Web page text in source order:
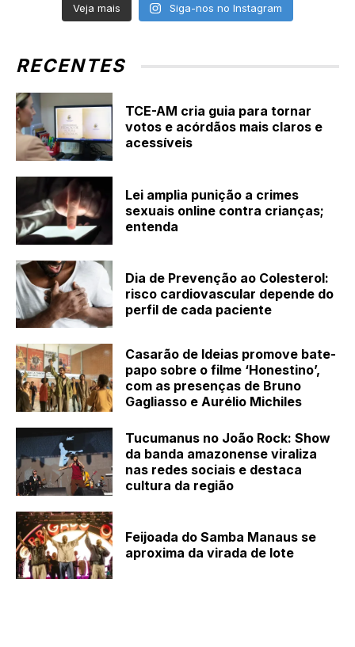
Veja mais Siga-nos no Instagram
RECENTES
TCE-AM cria guia para tornar
votos e acórdãos mais claros e
acessíveis
Lei amplia punição a crimes
sexuais online contra crianças;
entenda
Dia de Prevenção ao Colesterol:
risco cardiovascular depende do
perfil de cada paciente
Casarão de Ideias promove bate-
papo sobre o filme ‘Honestino’,
com as presenças de Bruno
Gagliasso e Aurélio Michiles
Tucumanus no João Rock: Show
da banda amazonense viraliza
nas redes sociais e destaca
cultura da região
Feijoada do Samba Manaus se
aproxima da virada de lote